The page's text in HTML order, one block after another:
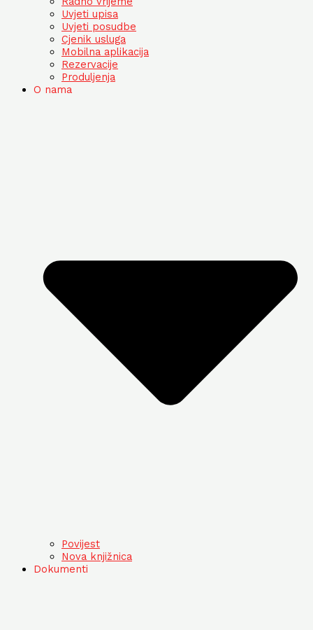
Uvjeti upisa
Uvjeti posudbe
Cjenik usluga
Mobilna aplikacija
Rezervacije
Produljenja
O nama
Povijest
Nova knjižnica
Dokumenti